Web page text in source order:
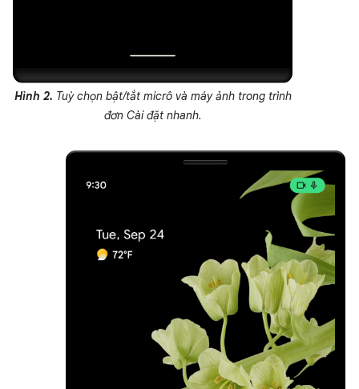
Hình 2. Tuỳ chọn bật/tắt micrô và máy ảnh trong trình
đơn Cài đặt nhanh.